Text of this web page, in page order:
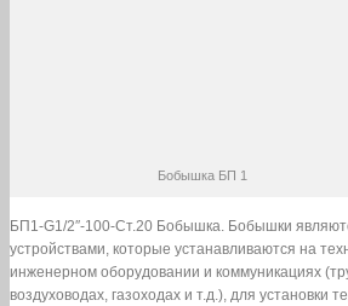
Бобышка БП 1
БП1-G1/2″-100-Ст.20 Бобышка. Бобышки
устройствами, которые устанавливаются на
инженерном оборудовании и коммуникациях
воздуховодах, газоходах и т.д.), для установки